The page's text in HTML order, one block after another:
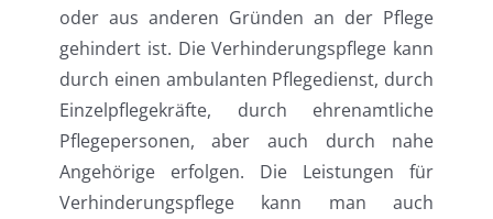
oder aus anderen Gründen an der Pflege
gehindert ist. Die Verhinderungspflege kann
durch einen ambulanten Pflegedienst, durch
Einzelpflegekräfte, durch ehrenamtliche
Pflegepersonen, aber auch durch nahe
Angehörige erfolgen. Die Leistungen für
Verhinderungspflege kann man auch